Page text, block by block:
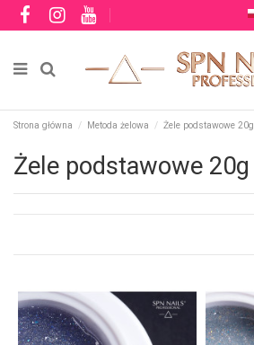
Strona główna Metoda żelowa Żele podstawowe 20g
Żele podstawowe 20g